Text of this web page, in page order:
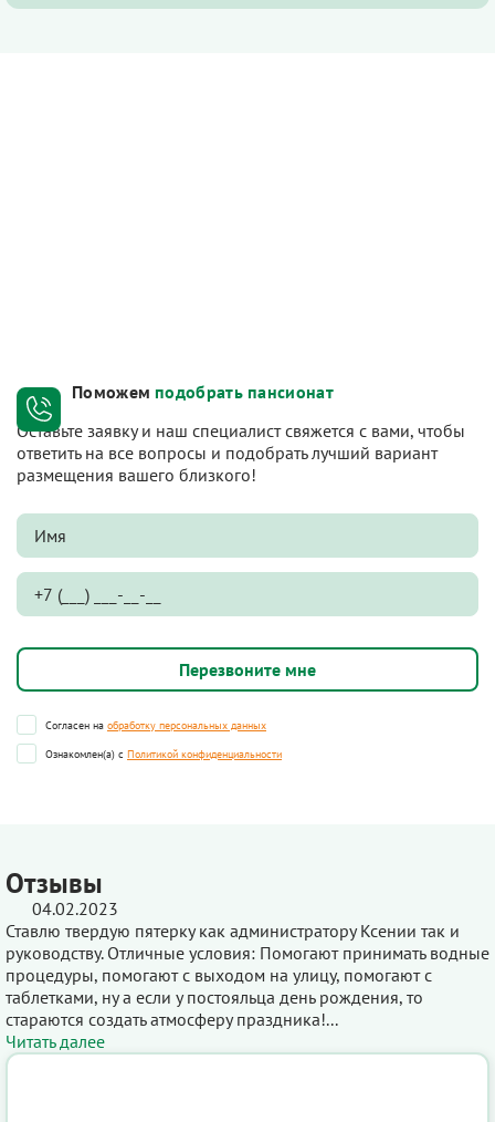
Поможем подобрать пансионат
Оставьте заявку и наш специалист свяжется с вами, чтобы
ответить на все вопросы и подобрать лучший вариант
размещения вашего близкого!
Согласен на обработку персональных данных
Ознакомлен(а) с Политикой конфиденциальности
Отзывы
04.02.2023
Ставлю твердую пятерку как администратору Ксении так и
руководству. Отличные условия: Помогают принимать водные
процедуры, помогают с выходом на улицу, помогают с
таблетками, ну а если у постояльца день рождения, то
стараются создать атмосферу праздника!...
Читать далее